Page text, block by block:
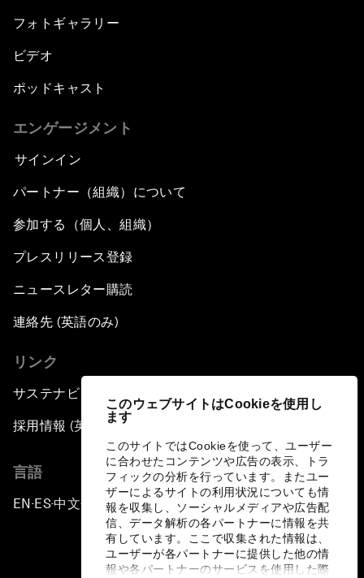
このウェブサイトはCookieを使用し
ます
このサイトではCookieを使って、ユーザー
に合わせたコンテンツや広告の表示、トラ
フィックの分析を行っています。またユー
ザーによるサイトの利用状況についても情
報を収集し、ソーシャルメディアや広告配
信、データ解析の各パートナーに情報を共
有しています。ここで収集された情報は、
ユーザーが各パートナーに提供した他の情
報や各パートナーのサービスを使用した際
フォトギャラリー
ビデオ
ポッドキャスト
エンゲージメント
サインイン
パートナー（組織）について
参加する（個人、組織）
プレスリリース登録
ニュースレター購読
連絡先 (英語のみ)
リンク
サステナビリティへの取り組み
採用情報 (英語のみ)
言語
EN ▪ES▪中文▪ 日本語